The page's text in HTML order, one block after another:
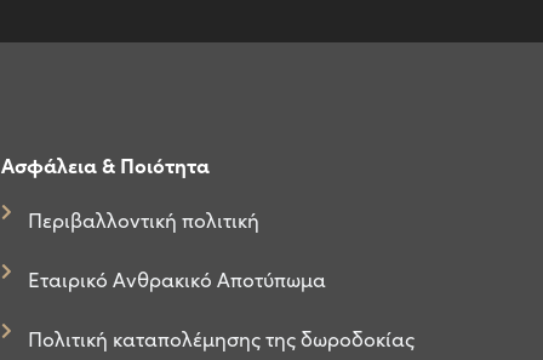
Ασφάλεια & Ποιότητα
Περιβαλλοντική πολιτική
Εταιρικό Ανθρακικό Αποτύπωμα
Πολιτική καταπολέμησης της δωροδοκίας